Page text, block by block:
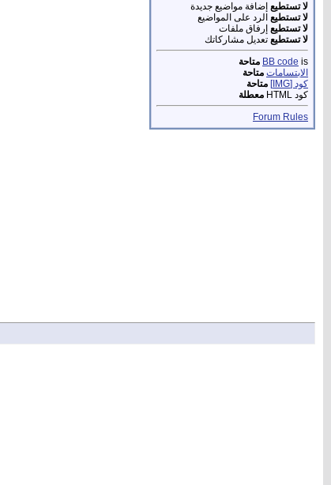
لا تستطيع إضافة مواضيع جديدة
لا تستطيع الرد على المواضيع
لا تستطيع إرفاق ملفات
لا تستطيع تعديل مشاركاتك
BB code is
متاحة
الابتسامات متاحة
كود [IMG]
متاحة
كود HTML
معطلة
Forum Rules